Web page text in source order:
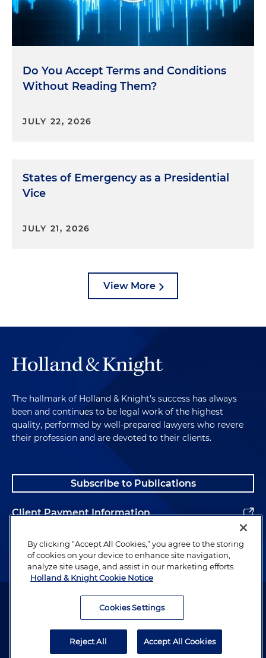
Do You Accept Terms and Conditions
Without Reading Them?
JULY 22, 2026
States of Emergency as a Presidential
Vice
JULY 21, 2026
View More
The hallmark of Holland & Knight's success has always
been and continues to be legal work of the highest
quality, performed by well-prepared lawyers who revere
their profession and are devoted to their clients.
Subscribe to Publications
Client Payment Information
Alumni
Attorney Advertising. Copyright © 1996–2026 Holland & Knight LLP.
By clicking “Accept All Cookies,” you agree to the storing
of cookies on your device to enhance site navigation,
analyze site usage, and assist in our marketing efforts.
Holland & Knight Cookie Notice
Cookies Settings
Reject All Accept All Cookies